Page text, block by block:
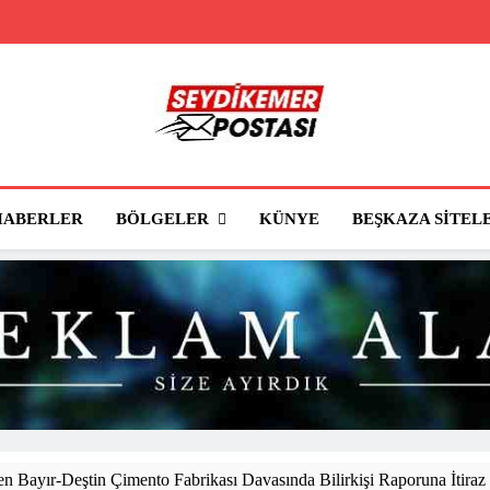
Seydikemer
BÖLGELER KÜNYE BEŞKAZA
Bayır-Deştin Çimento Fabrikası Davasında Bilirkişi Raporuna İtiraz